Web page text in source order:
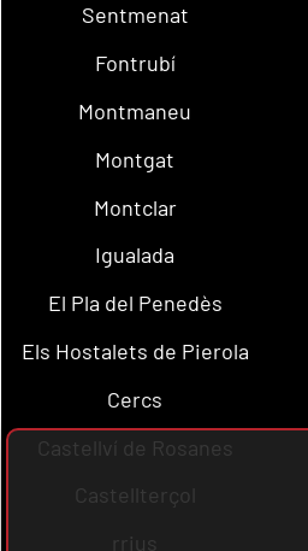
Sentmenat
Fontrubí
Montmaneu
Montgat
Montclar
Igualada
El Pla del Penedès
Els Hostalets de Pierola
Cercs
Castellví de Rosanes
Castellterçol
rrius